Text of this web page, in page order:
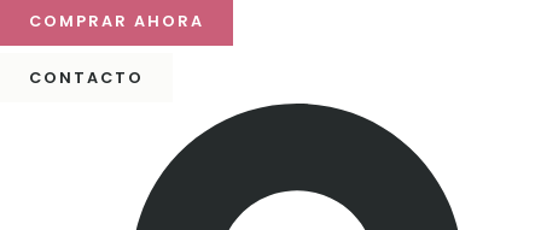
COMPRAR AHORA
CONTACTO